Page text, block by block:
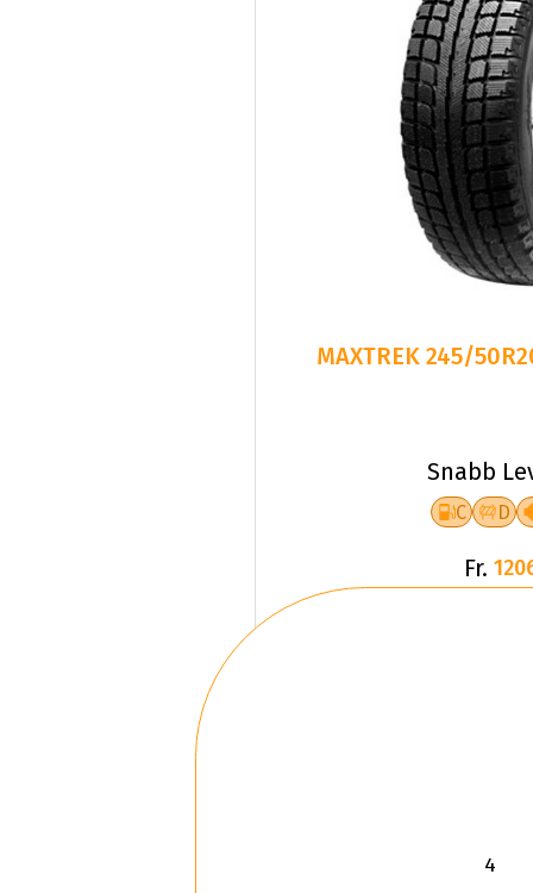
MAXTREK 245/
Snabb
C D
Fr.